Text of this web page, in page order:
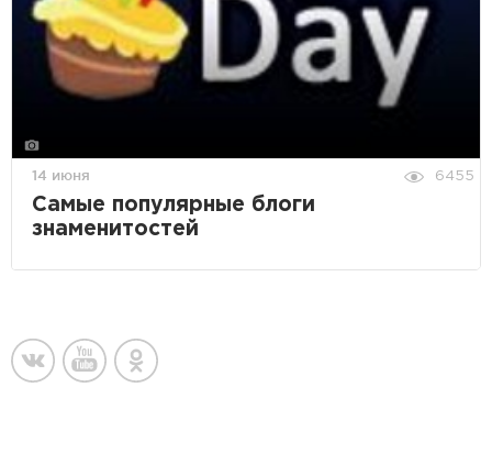
14 июня 6455
Самые популярные блоги
знаменитостей